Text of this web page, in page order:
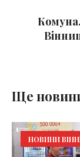
Ще
НОВИНИ